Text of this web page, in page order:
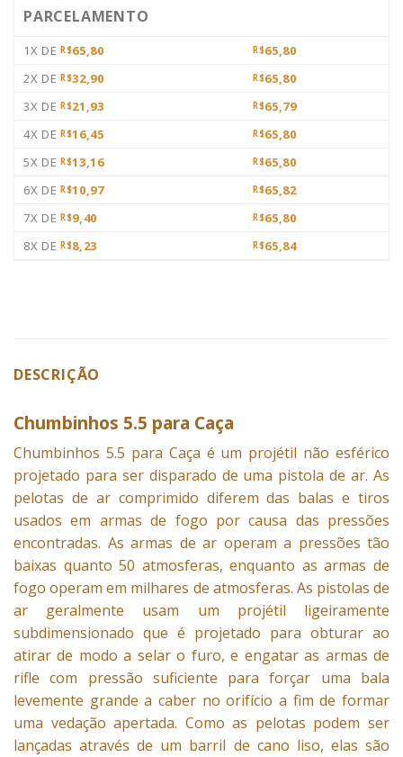
PARCELAMENTO
1X DE R$65,80 R$65,80
2X DE R$32,90 R$65,80
3X DE R$21,93 R$65,79
4X DE R$16,45 R$65,80
5X DE R$13,16 R$65,80
6X DE R$10,97 R$65,82
7X DE R$9,40 R$65,80
8X DE R$8,23 R$65,84
DESCRIÇÃO
Chumbinhos 5.5 para Caça
Chumbinhos 5.5 para Caça é um projétil não esférico
projetado para ser disparado de uma pistola de ar. As
pelotas de ar comprimido diferem das balas e tiros
usados ​​em armas de fogo por causa das pressões
encontradas. As armas de ar operam a pressões tão
baixas quanto 50 atmosferas, enquanto as armas de
fogo operam em milhares de atmosferas. As pistolas de
ar geralmente usam um projétil ligeiramente
subdimensionado que é projetado para obturar ao
atirar de modo a selar o furo, e engatar as armas de
rifle com pressão suficiente para forçar uma bala
levemente grande a caber no orifício a fim de formar
uma vedação apertada. Como as pelotas podem ser
lançadas através de um barril de cano liso, elas são